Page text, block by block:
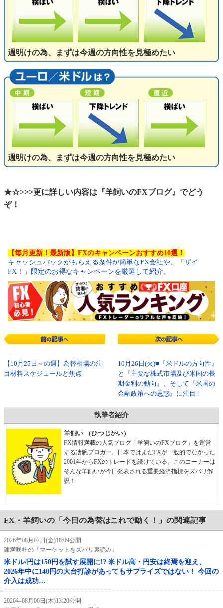
週明けの為、まずは今週の方向性を見極めたい
週明けの為、まずは今週の方向性を見極めたい
★☆>>>更に詳しい内容は『羊飼いのFXブログ』でどう
ぞ！
【毎月更新！最新版】FXのキャンペーンおすすめ10選！
キャッシュバックがもらえる条件が簡単なFX会社や、「ザイ
FX！」限定のお得なキャンペーンを厳選して紹介。
【10月25日～の週】為替相場の注
目材料スケジュールと焦点
10月26日(火)■『米ドルの方向性』
と『主要な株式市場及び米国の長
期金利の動向』、そして『米国の
金融政策への思惑』に注目！
執筆者紹介
羊飼い （ひつじかい）
FX情報満載の人気ブログ「羊飼いのFXブログ」を運営
する凄腕ブロガー。日本ではまだFXが一般的でなかった
2001年からFXのトレードを続けている。このコーナーは
そんな羊飼いが今日発表される重要経済指標をズバリ解
説！
FX・羊飼いの「今日の為替はこれで動く！」の関連記事
2026年08月07日(金)18:09公開
陳満咲杜の「マーケットをズバリ裏読み」
米ドル/円は150円を試す展開に!? 米ドル高・円安は終焉を迎え、
2026年中に140円の大台打診があってもサプライズではない！ 今回の
介入は成功…
2026年08月06日(木)13:20公開